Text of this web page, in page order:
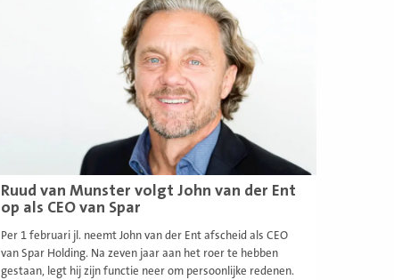
Ruud van Munster volgt John van der Ent
op als CEO van Spar
Per 1 februari jl. neemt John van der Ent afscheid als CEO
van Spar Holding. Na zeven jaar aan het roer te hebben
gestaan, legt hij zijn functie neer om persoonlijke redenen.